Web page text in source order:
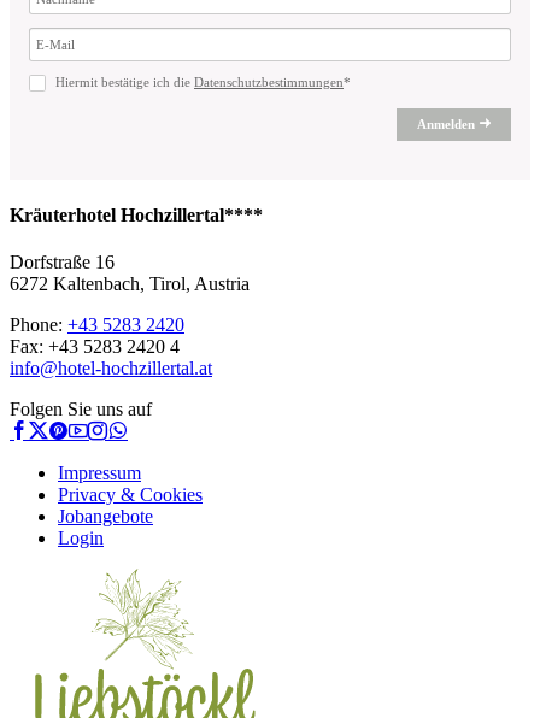
Hiermit bestätige ich die Datenschutzbestimmungen*
Anmelden
Kräuterhotel Hochzillertal****
Dorfstraße 16
6272 Kaltenbach, Tirol, Austria
Phone: +43 5283 2420
Fax: +43 5283 2420 4
info@hotel-hochzillertal.at
Folgen Sie uns auf
Impressum
Privacy & Cookies
Jobangebote
Login